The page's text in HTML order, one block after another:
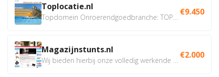
Toplocatie.nl €9.450
Magazijnstunts.nl €2.000